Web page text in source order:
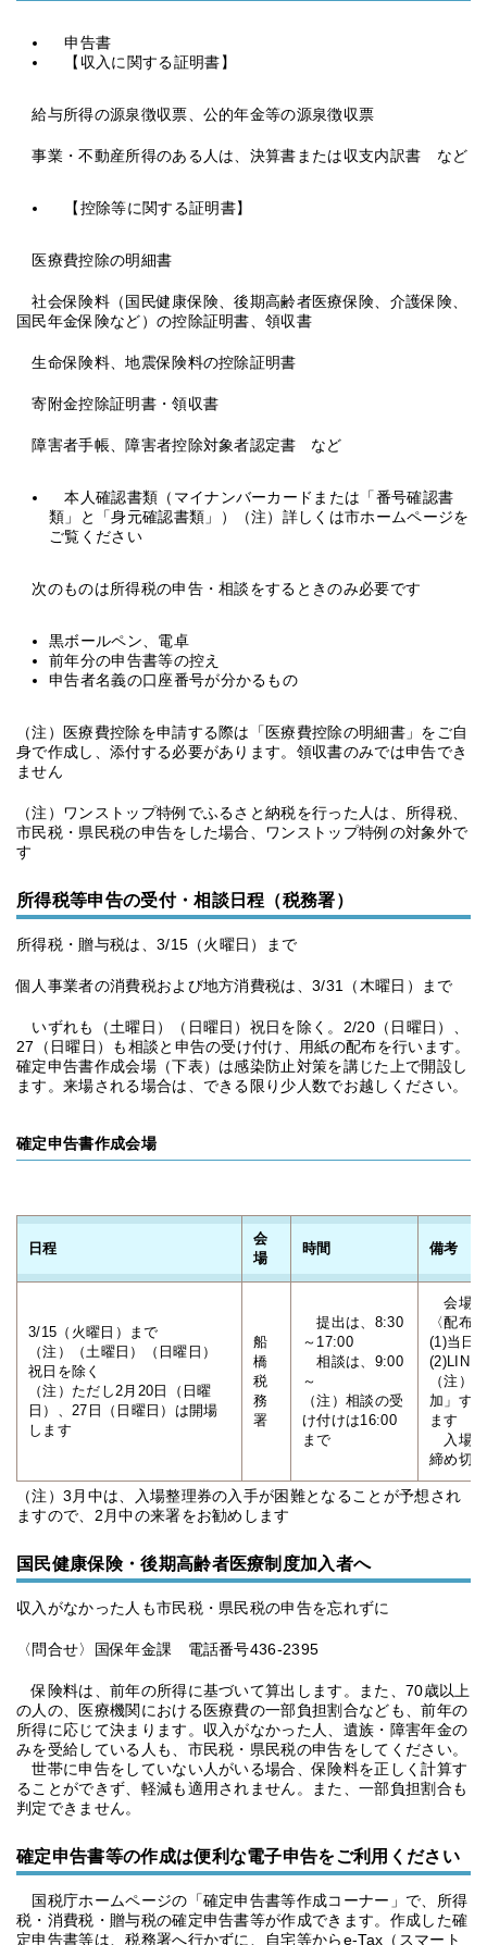
申告書
【収入に関する証明書】
給与所得の源泉徴収票、公的年金等の源泉徴収票
事業・不動産所得のある人は、決算書または収支内訳書 など
【控除等に関する証明書】
医療費控除の明細書
社会保険料（国民健康保険、後期高齢者医療保険、介護保険、
国民年金保険など）の控除証明書、領収書
生命保険料、地震保険料の控除証明書
寄附金控除証明書・領収書
障害者手帳、障害者控除対象者認定書 など
本人確認書類（マイナンバーカードまたは「番号確認書
類」と「身元確認書類」）（注）詳しくは市ホームページを
ご覧ください
次のものは所得税の申告・相談をするときのみ必要です
黒ボールペン、電卓
前年分の申告書等の控え
申告者名義の口座番号が分かるもの
（注）医療費控除を申請する際は「医療費控除の明細書」をご自
身で作成し、添付する必要があります。領収書のみでは申告でき
ません
（注）ワンストップ特例でふるさと納税を行った人は、所得税、
市民税・県民税の申告をした場合、ワンストップ特例の対象外で
す
所得税等申告の受付・相談日程（税務署）
所得税・贈与税は、3/15（火曜日）まで
個人事業者の消費税および地方消費税は、3/31（木曜日）まで
いずれも（土曜日）（日曜日）祝日を除く。2/20（日曜日）、
27（日曜日）も相談と申告の受け付け、用紙の配布を行います。
確定申告書作成会場（下表）は感染防止対策を講じた上で開設し
ます。来場される場合は、できる限り少人数でお越しください。
確定申告書作成会場
日程
会
場
時間 備考
3/15（火曜日）まで
（注）（土曜日）（日曜日）
祝日を除く
（注）ただし2月20日（日曜
日）、27日（日曜日）は開場
します
船
橋
税
務
署
提出は、8:30
～17:00
相談は、9:00
～
（注）相談の受
け付けは16:00
まで
会場の
〈配布
(1)当日
(2)LINE
（注）
加」す
ます
入場整
締め切
（注）3月中は、入場整理券の入手が困難となることが予想され
ますので、2月中の来署をお勧めします
国民健康保険・後期高齢者医療制度加入者へ
収入がなかった人も市民税・県民税の申告を忘れずに
〈問合せ〉国保年金課 電話番号436-2395
保険料は、前年の所得に基づいて算出します。また、70歳以上
の人の、医療機関における医療費の一部負担割合なども、前年の
所得に応じて決まります。収入がなかった人、遺族・障害年金の
みを受給している人も、市民税・県民税の申告をしてください。
世帯に申告をしていない人がいる場合、保険料を正しく計算す
ることができず、軽減も適用されません。また、一部負担割合も
判定できません。
確定申告書等の作成は便利な電子申告をご利用ください
国税庁ホームページの「確定申告書等作成コーナー」で、所得
税・消費税・贈与税の確定申告書等が作成できます。作成した確
定申告書等は、税務署へ行かずに、自宅等からe-Tax（スマート